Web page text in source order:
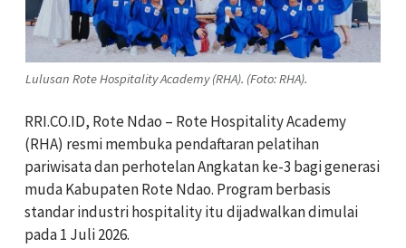
Lulusan Rote Hospitality Academy (RHA). (Foto: RHA).
RRI.CO.ID, Rote Ndao – Rote Hospitality Academy
(RHA) resmi membuka pendaftaran pelatihan
pariwisata dan perhotelan Angkatan ke-3 bagi generasi
muda Kabupaten Rote Ndao. Program berbasis
standar industri hospitality itu dijadwalkan dimulai
pada 1 Juli 2026.